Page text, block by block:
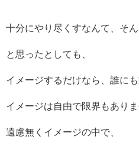
十分にやり尽くすなんて、そ
と思ったとしても、
イメージするだけなら、誰に
イメージは自由で限界もありま
遠慮無くイメージの中で、